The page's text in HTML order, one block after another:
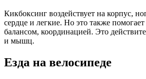
Кикбоксинг воздействует на корпус,
сердце и легкие. Но это также
балансом, координацией. Это
и мышц.
Езда на велосипеде